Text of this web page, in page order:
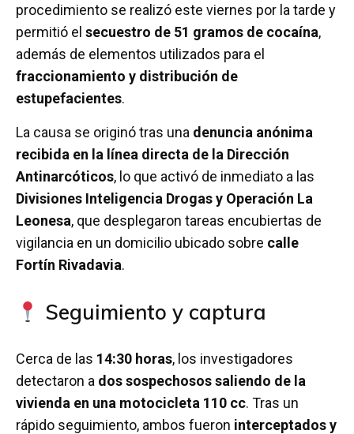
k
p
procedimiento se realizó este viernes por la tarde y
permitió el secuestro de 51 gramos de cocaína,
además de elementos utilizados para el
fraccionamiento y distribución de
estupefacientes.
La causa se originó tras una denuncia anónima
recibida en la línea directa de la Dirección
Antinarcóticos, lo que activó de inmediato a las
Divisiones Inteligencia Drogas y Operación La
Leonesa, que desplegaron tareas encubiertas de
vigilancia en un domicilio ubicado sobre calle
Fortín Rivadavia.
Seguimiento y captura
Cerca de las 14:30 horas, los investigadores
detectaron a dos sospechosos saliendo de la
vivienda en una motocicleta 110 cc. Tras un
rápido seguimiento, ambos fueron interceptados y